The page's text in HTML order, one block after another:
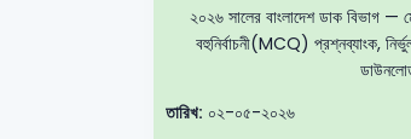
২০২৬ সালের বাংলাদেশ ডাক
বহুনির্বাচনী(MCQ) প্রশ্নব্যাংক,
তারিখ: ০২-০৫-২০২৬